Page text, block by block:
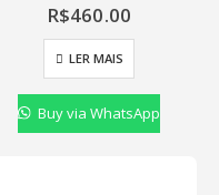
de 5
R$460.00
LER MAIS
Buy via WhatsApp